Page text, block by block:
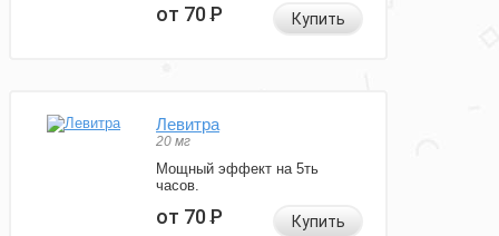
от 70Р Купить
Левитра
20 мг
Мощный эффект на 5ть
часов.
от 70Р Купить